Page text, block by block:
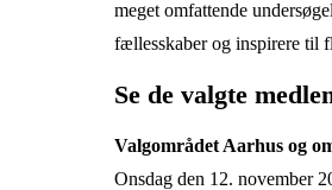
meget omfattende
fællesskaber og inspirere til
Se de valgte
Valgområdet Aarhus og
Onsdag den 12. november